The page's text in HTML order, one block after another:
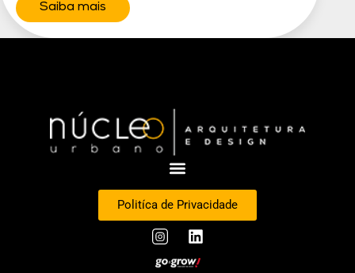
Saiba mais
Politíca de Privacidade